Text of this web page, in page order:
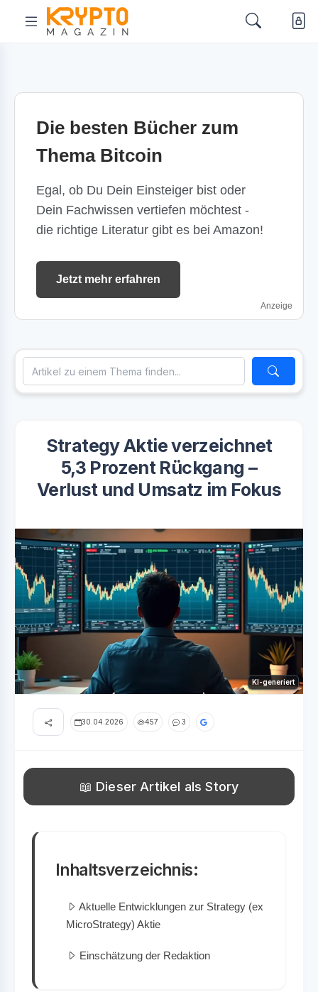
Die besten Bücher zum
Thema Bitcoin
Egal, ob Du Dein Einsteiger bist oder
Dein Fachwissen vertiefen möchtest -
die richtige Literatur gibt es bei Amazon!
Jetzt mehr erfahren
Anzeige
Strategy Aktie verzeichnet
5,3 Prozent Rückgang –
Verlust und Umsatz im Fokus
KI-generiert
30.04.2026 457 3
📖 Dieser Artikel als Story
Inhaltsverzeichnis:
Aktuelle Entwicklungen zur Strategy (ex
MicroStrategy) Aktie
Einschätzung der Redaktion